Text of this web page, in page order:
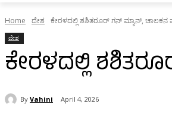
Home ದೇಶ ಕೇರಳದಲ್ಲಿ ಶಶಿತರೂರ್‌ ಗನ್‌ ಮ್ಯಾನ್‌, ಚಾಲಕನ
ದೇಶ
ಕೇರಳದಲ್ಲಿ
By Vahini April 4, 2026